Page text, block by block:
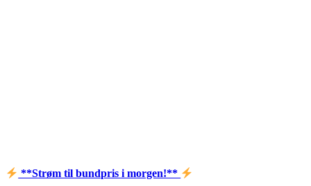
**Strøm til bundpris i morgen!**